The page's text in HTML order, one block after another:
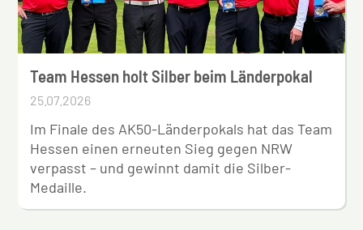
Team Hessen holt Silber beim Länderpokal
25.07.2026
Im Finale des AK50-Länderpokals hat das Team
Hessen einen erneuten Sieg gegen NRW
verpasst – und gewinnt damit die Silber-
Medaille.